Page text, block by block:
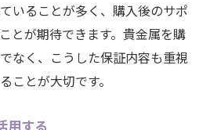
いることが多く、購入後のサポ
とが期待できます。貴金属を購
なく、こうした保証内容も重視
ことが大切です。
用する